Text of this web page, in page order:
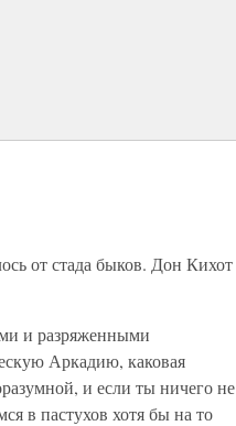
от стада быков. Дон Кихот
и разряженными
Аркадию, каковая
и если ты ничего не
в пастухов хотя бы на то